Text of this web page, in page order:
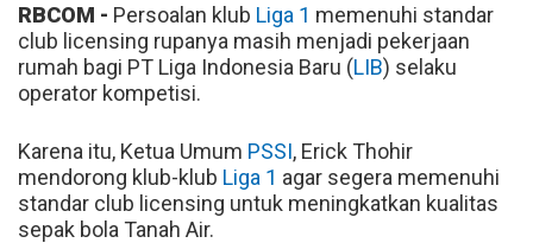
RBCOM - Persoalan klub Liga 1 memenuhi standar
club licensing rupanya masih menjadi pekerjaan
rumah bagi PT Liga Indonesia Baru (LIB) selaku
operator kompetisi.
Karena itu, Ketua Umum PSSI, Erick Thohir
mendorong klub-klub Liga 1 agar segera memenuhi
standar club licensing untuk meningkatkan kualitas
sepak bola Tanah Air.